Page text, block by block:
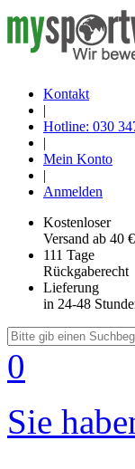
Kontakt
|
Hotline: 030
|
Mein Konto
|
Anmelden
Kostenloser
Versand ab 40 €
111 Tage
Rückgaberecht
Lieferung
in 24-48
0
Sie